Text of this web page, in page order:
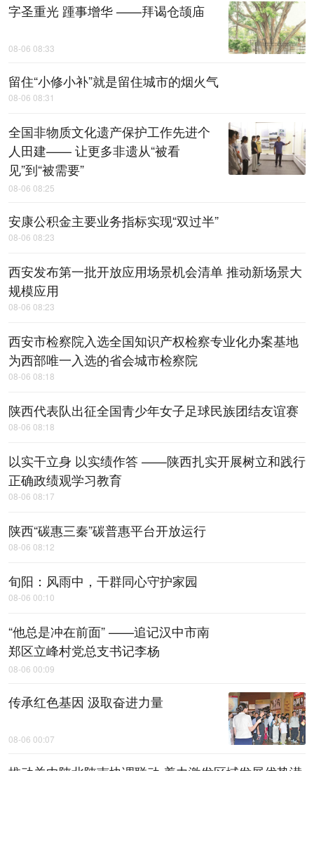
字圣重光 踵事增华 ——拜谒仓颉庙
08-06 08:33
留住“小修小补”就是留住城市的烟火气
08-06 08:31
全国非物质文化遗产保护工作先进个
人田建—— 让更多非遗从“被看
见”到“被需要”
08-06 08:25
安康公积金主要业务指标实现“双过半”
08-06 08:23
西安发布第一批开放应用场景机会清单 推动新场景大
规模应用
08-06 08:23
西安市检察院入选全国知识产权检察专业化办案基地
为西部唯一入选的省会城市检察院
08-06 08:18
陕西代表队出征全国青少年女子足球民族团结友谊赛
08-06 08:18
以实干立身 以实绩作答 ——陕西扎实开展树立和践行
正确政绩观学习教育
08-06 08:17
陕西“碳惠三秦”碳普惠平台开放运行
08-06 08:12
旬阳：风雨中，​干群同心守护家园
08-06 00:10
“他总是冲在前面” ——追记汉中市南
郑区立峰村党总支书记李杨
08-06 00:09
传承红色基因 汲取奋进力量
08-06 00:07
推动关中陕北陕南协调联动 着力激发区域发展优势潜